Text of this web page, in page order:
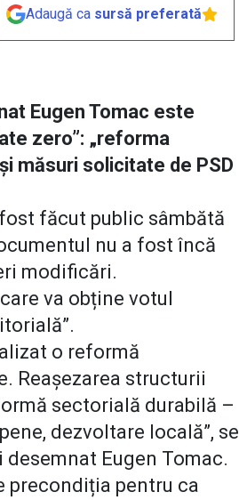
Adaugă ca sursă preferată
Eugen Tomac este
zero”: „reforma
măsuri solicitate de PSD
făcut public sâmbătă
nu a fost încă
modificări.
va obține votul
o reformă
Reașezarea structurii
sectorială durabilă –
dezvoltare locală”, se
Eugen Tomac.
precondiția pentru ca